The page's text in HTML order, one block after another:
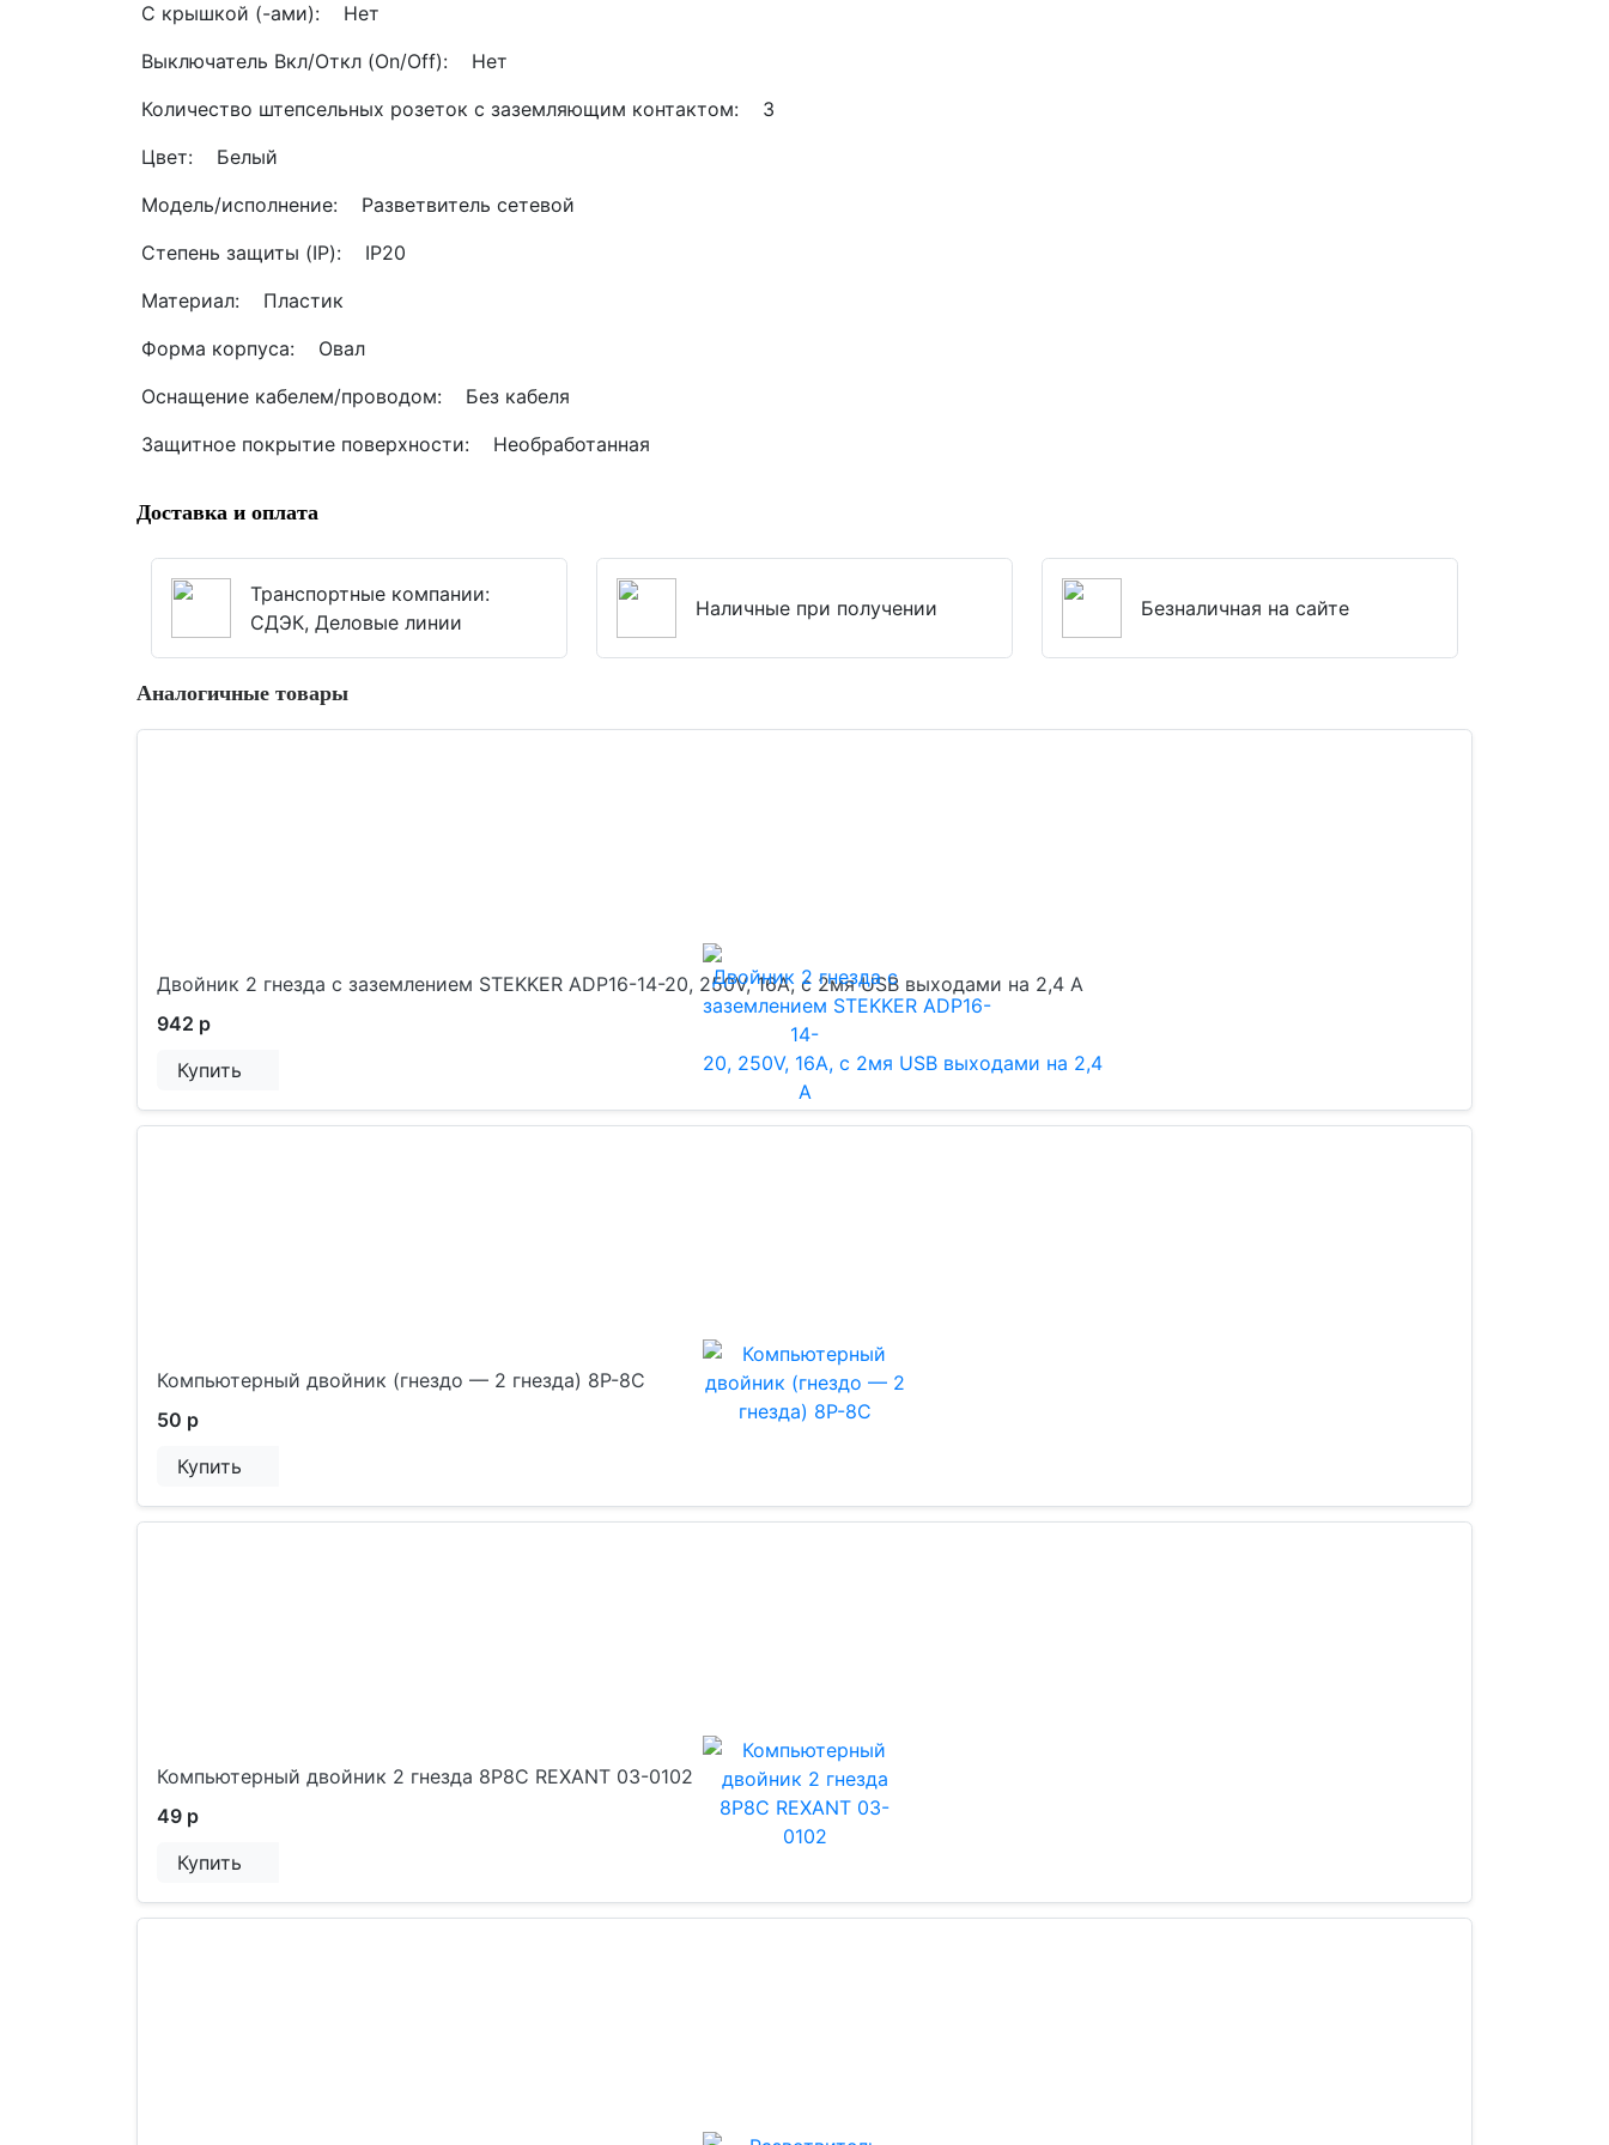
С крышкой (-ами): Нет
Выключатель Вкл/Откл (On/Off): Нет
Количество штепсельных розеток с заземляющим контактом: 3
Цвет: Белый
Модель/исполнение: Разветвитель сетевой
Степень защиты (IP): IP20
Материал: Пластик
Форма корпуса: Овал
Оснащение кабелем/проводом: Без кабеля
Защитное покрытие поверхности: Необработанная
Доставка и оплата
Транспортные компании:
СДЭК, Деловые линии
Наличные при получении Безналичная на сайте
Аналогичные товары
Двойник 2 гнезда с заземлением STEKKER ADP16-14-20, 250V, 16A, с 2мя USB выходами на 2,4 А
942 р
Купить
Компьютерный двойник (гнездо — 2 гнезда) 8Р-8С
50 р
Купить
Компьютерный двойник 2 гнезда 8Р8С REXANT 03-0102
49 р
Купить